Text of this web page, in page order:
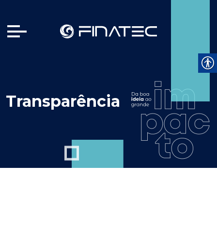
Transparência